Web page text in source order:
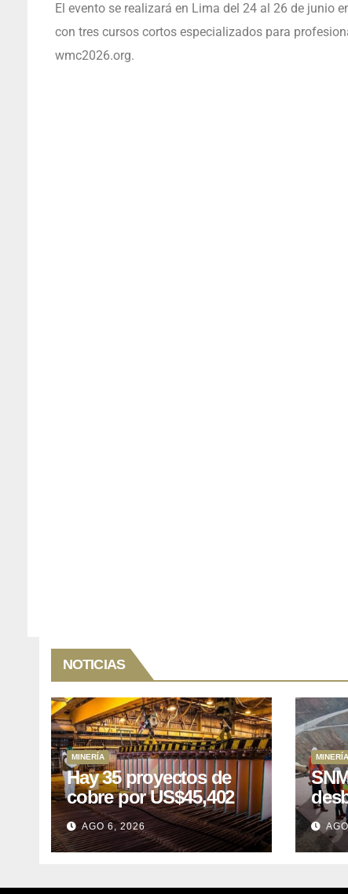
El evento se realizará en Lima del 24 al 26 de junio
con tres cursos cortos especializados para
wmc2026.org.
NOTICIAS
MINERÍA
Hay 35 proyectos de
cobre por US$45,402
millones que Perú
puede aprovechar
AGO 6, 2026
MINERÍA
el